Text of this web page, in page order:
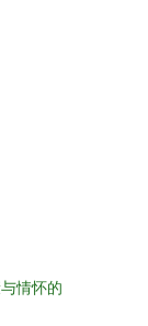
情怀的